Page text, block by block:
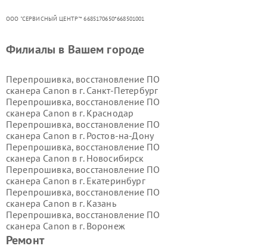
ООО "СЕРВИСНЫЙ ЦЕНТР"* 6685170650*668501001
Ремонт
Филиалы в Вашем городе
Перепрошивка, восстановление ПО
сканера Canon в г. Санкт-Петербург
Перепрошивка, восстановление ПО
сканера Canon в г. Краснодар
Перепрошивка, восстановление ПО
сканера Canon в г. Ростов-на-Дону
Перепрошивка, восстановление ПО
сканера Canon в г. Новосибирск
Перепрошивка, восстановление ПО
сканера Canon в г. Екатеринбург
Перепрошивка, восстановление ПО
сканера Canon в г. Казань
Перепрошивка, восстановление ПО
сканера Canon в г. Воронеж
Перепрошивка, восстановление ПО